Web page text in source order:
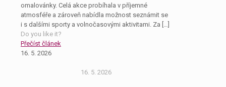
omalovánky. Celá akce probíhala v příjemné
atmosféře a zároveň nabídla možnost seznámit se
i s dalšími sporty a volnočasovými aktivitami. Za […]
Do you like it?
Přečíst článek
16. 5. 2026
16. 5. 2026